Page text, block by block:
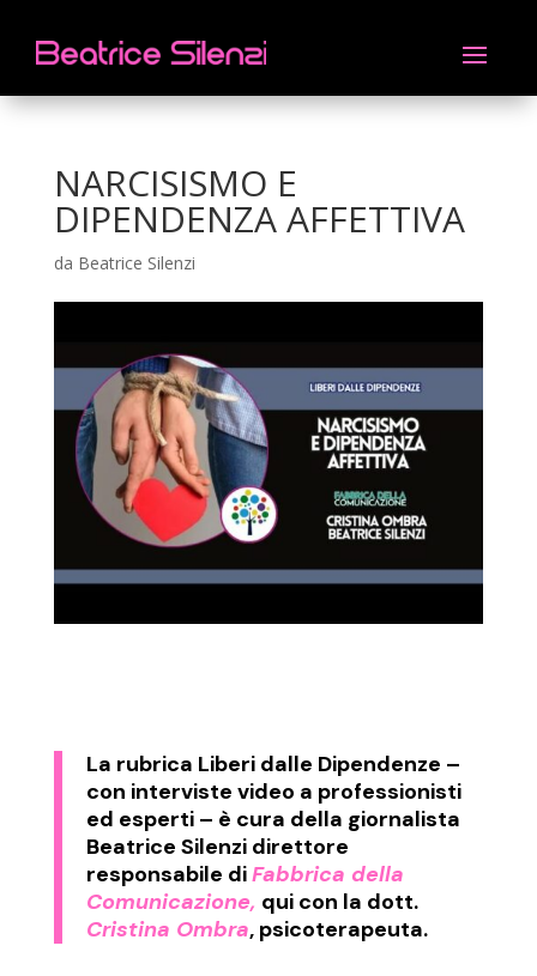
NARCISISMO E
DIPENDENZA AFFETTIVA
da Beatrice Silenzi
La rubrica Liberi dalle Dipendenze –
con interviste video a professionisti
ed esperti – è cura della giornalista
Beatrice Silenzi direttore
responsabile diFabbrica della
Comunicazione, qui con la dott.
Cristina Ombra, psicoterapeuta.